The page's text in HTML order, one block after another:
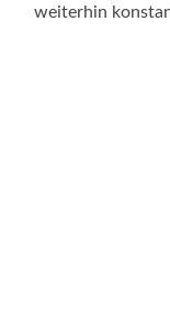
weiterhin